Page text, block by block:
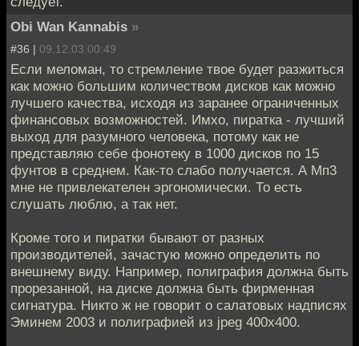
Obi Wan Kannabis »
#36 | 09.12.03 00:49
Если меломан, то стремление твое будет разжиться
как можно большим количеством дисков как можно
лучшего качества, исходя из заранее ограниченных
финансовых возможностей. Имхо, пиратка - лучший
выход для разумного человека, потому как не
представляю себе фонотеку в 1000 дисков по 15
фунтов в среднем. Как-то слабо получается. А Мп3
мне не привлекателен эргономически. То есть
слушать люблю, а так нет.
Кроме того и пиратки бывают от разных
производителей, зачастую можно определить по
внешнему виду. Например, полиграфия должна быть
прорезанной, на диске должна быть фирменная
сигнатура. Никто ж не говорит о салатовых надписях
Эминем 2003 и полиграфией из jpeg 400х400.